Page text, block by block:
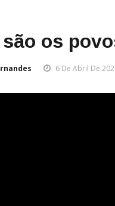
são os
6 De Abril De